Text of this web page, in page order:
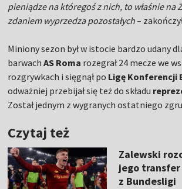
pieniądze na któregoś z nich, to właśnie na
zdaniem wyprzedza pozostałych–
Miniony sezon był w istocie bardzo udany
barwachAS Roma rozegrał 24 mecze we
rozgrywkach i sięgnął po Ligę Konferencji
odważniej przebijał się też do składu
Został jednym z wygranych ostatniego
Czytaj też
Zalewski
jego
z Bundesligi